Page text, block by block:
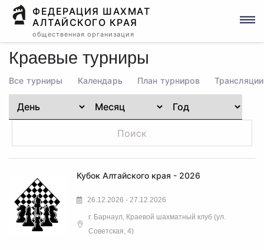
ФЕДЕРАЦИЯ ШАХМАТ
АЛТАЙСКОГО КРАЯ
общественная организация
Краевые турниры
Все турниры Календарь План турниров Трансляции
Кубок Алтайского края - 2026
26.12.2026 - 27.12.2026
г. Барнаул, Краевой шахматный клуб (ул.
Советская, 4)